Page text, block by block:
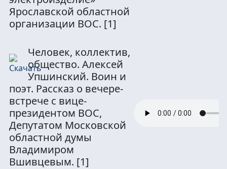
Ярославской областной
организации ВОС. [1]
Человек, коллектив,
общество. Алексей
Упшинский. Воин и
поэт. Рассказ о вечере-
встрече с вице-
президентом ВОС,
Депутатом Московской
областной думы
Владимиром
Вшивцевым. [1]